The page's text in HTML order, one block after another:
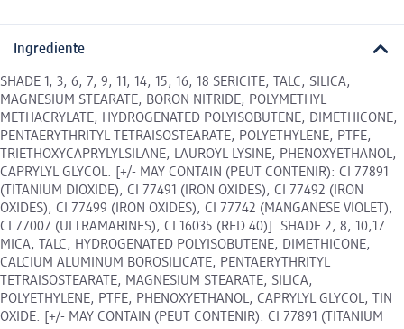
Ingrediente
SHADE 1, 3, 6, 7, 9, 11, 14, 15, 16, 18 SERICITE, TALC, SILICA,
MAGNESIUM STEARATE, BORON NITRIDE, POLYMETHYL
METHACRYLATE, HYDROGENATED POLYISOBUTENE, DIMETHICONE,
PENTAERYTHRITYL TETRAISOSTEARATE, POLYETHYLENE, PTFE,
TRIETHOXYCAPRYLYLSILANE, LAUROYL LYSINE, PHENOXYETHANOL,
CAPRYLYL GLYCOL. [+/- MAY CONTAIN (PEUT CONTENIR): CI 77891
(TITANIUM DIOXIDE), CI 77491 (IRON OXIDES), CI 77492 (IRON
OXIDES), CI 77499 (IRON OXIDES), CI 77742 (MANGANESE VIOLET),
CI 77007 (ULTRAMARINES), CI 16035 (RED 40)]. SHADE 2, 8, 10,17
MICA, TALC, HYDROGENATED POLYISOBUTENE, DIMETHICONE,
CALCIUM ALUMINUM BOROSILICATE, PENTAERYTHRITYL
TETRAISOSTEARATE, MAGNESIUM STEARATE, SILICA,
POLYETHYLENE, PTFE, PHENOXYETHANOL, CAPRYLYL GLYCOL, TIN
OXIDE. [+/- MAY CONTAIN (PEUT CONTENIR): CI 77891 (TITANIUM